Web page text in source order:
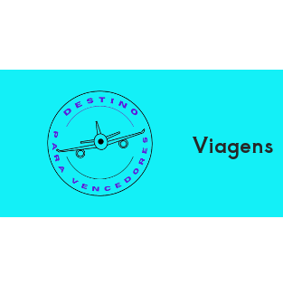
conteúdo
Viagens